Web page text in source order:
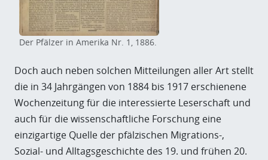
Der Pfälzer in Amerika Nr. 1, 1886.
Doch auch neben solchen Mitteilungen aller Art stellt
die in 34 Jahrgängen von 1884 bis 1917 erschienene
Wochenzeitung für die interessierte Leserschaft und
auch für die wissenschaftliche Forschung eine
einzigartige Quelle der pfälzischen Migrations-,
Sozial- und Alltagsgeschichte des 19. und frühen 20.